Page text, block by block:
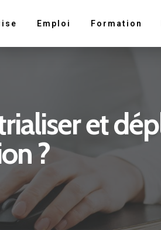
Emploi Formation
et
?